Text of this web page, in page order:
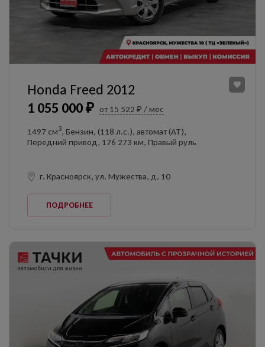
1 055 000 ₽ от 15 522 ₽ / мес
Honda Freed 2012
1497 см3, Бензин, (118 л.с.), автомат (AT),
Передний привод, 176 273 км, Правый руль
г. Красноярск, ул. Мужества, д. 10
ПОДРОБНЕЕ